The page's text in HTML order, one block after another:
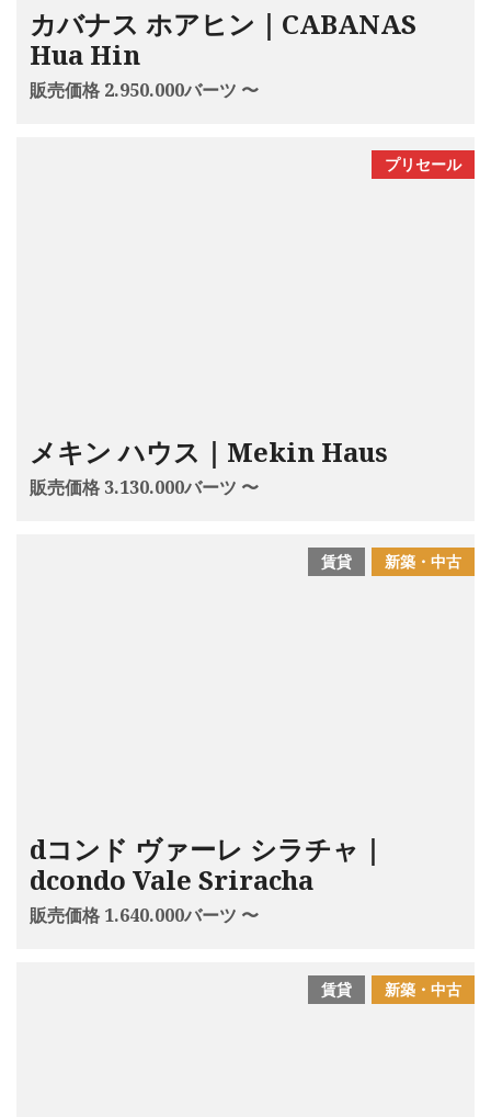
カバナス ホアヒン｜CABANAS
Hua Hin
販売価格 2.950.000バーツ 〜
プリセール
メキン ハウス｜Mekin Haus
販売価格 3.130.000バーツ 〜
新築・中古
賃貸
dコンド ヴァーレ シラチャ｜
dcondo Vale Sriracha
販売価格 1.640.000バーツ 〜
新築・中古
賃貸